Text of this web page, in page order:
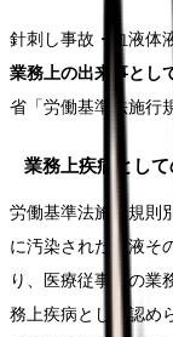
針刺し事故・血液体
業務上の出来事とし
省「労働基準法施行
業務上疾病として
労働基準法施行規則
に汚染された血液そ
り、医療従事者の業
務上疾病として認め